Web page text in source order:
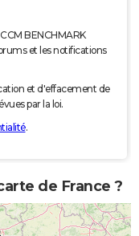
BENCHMARK
et les notifications
et d'effacement de
par la loi.
.
de France ?